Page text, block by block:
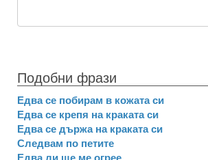
Подобни фрази
Едва се побирам в кожата си
Едва се крепя на краката си
Едва се държа на краката си
Следвам по петите
Едва ли ще ме огрее